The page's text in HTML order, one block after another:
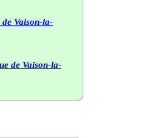
de Vaison-la-
de Vaison-la-